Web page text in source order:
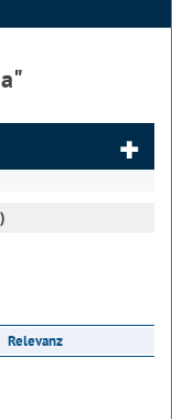
"
Relevanz